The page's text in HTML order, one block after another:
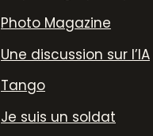
Photo Magazine
Une discussion sur l’IA
Tango
Je suis un soldat